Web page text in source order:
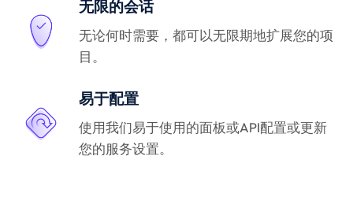
无限的会话
无论何时需要，都可以无限期地扩展您的项
目。
易于配置
使用我们易于使用的面板或API配置或更新
您的服务设置。